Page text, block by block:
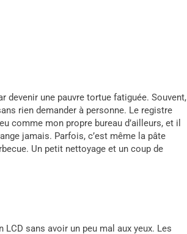
devenir une pauvre tortue fatiguée. Souvent,
rien demander à personne. Le registre
comme mon propre bureau d’ailleurs, et il
jamais. Parfois, c’est même la pâte
Un petit nettoyage et un coup de
LCD sans avoir un peu mal aux yeux. Les